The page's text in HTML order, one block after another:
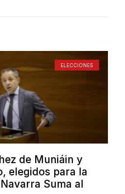
ELECCIONES
de Muniáin y
elegidos para la
Suma al